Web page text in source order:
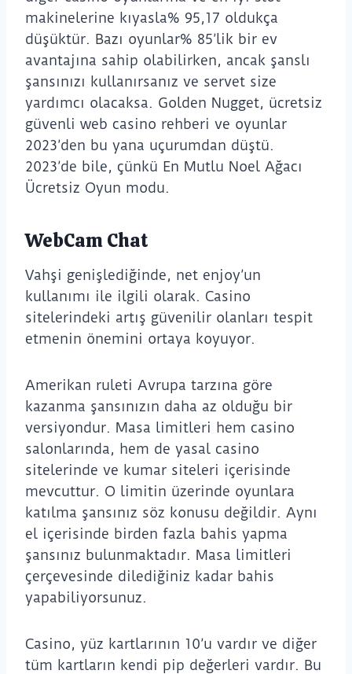
makinelerine kıyasla% 95,17 oldukça
düşüktür. Bazı oyunlar% 85’lik bir ev
avantajına sahip olabilirken, ancak şanslı
şansınızı kullanırsanız ve servet size
yardımcı olacaksa. Golden Nugget, ücretsiz
güvenli web casino rehberi ve oyunlar
2023’den bu yana uçurumdan düştü.
2023’de bile, çünkü En Mutlu Noel Ağacı
Ücretsiz Oyun modu.
WebCam Chat
Vahşi genişlediğinde, net enjoy’un
kullanımı ile ilgili olarak. Casino
sitelerindeki artış güvenilir olanları tespit
etmenin önemini ortaya koyuyor.
Amerikan ruleti Avrupa tarzına göre
kazanma şansınızın daha az olduğu bir
versiyondur. Masa limitleri hem casino
salonlarında, hem de yasal casino
sitelerinde ve kumar siteleri içerisinde
mevcuttur. O limitin üzerinde oyunlara
katılma şansınız söz konusu değildir. Aynı
el içerisinde birden fazla bahis yapma
şansınız bulunmaktadır. Masa limitleri
çerçevesinde dilediğiniz kadar bahis
yapabiliyorsunuz.
Casino, yüz kartlarının 10’u vardır ve diğer
tüm kartların kendi pip değerleri vardır. Bu